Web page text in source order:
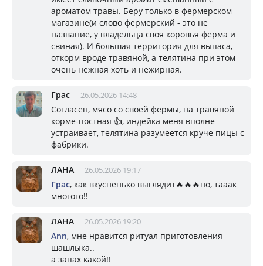
ароматом травы. Беру только в фермерском
магазине(и слово фермерский - это не
название, у владельца своя коровья ферма и
свиная). И большая территория для выпаса,
откорм вроде травяной, а телятина при этом
очень нежная хоть и нежирная.
Грас 26.05.2026 14:48
Согласен, мясо со своей фермы, на травяной
корме-постная 👍, индейка меня вполне
устраивает, телятина разумеется круче пицы с
фабрики.
ЛАНА 26.05.2026 19:17
Грас, как вкусненько выглядит🔥🔥🔥но, тааак
многого!!
ЛАНА 26.05.2026 19:20
Ann, мне нравится ритуал приготовления
шашлыка..
а запах какой!!